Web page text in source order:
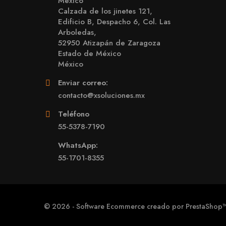
Calzada de los jinetes 121,
Edificio B, Despacho 6, Col. Las
Arboledas,
52950 Atizapán de Zaragoza
Estado de México
México
Enviar correo:
contacto@xsoluciones.mx
Teléfono
55-5378-7190
WhatsApp:
55-1701-8355
© 2026 - Software Ecommerce creado por